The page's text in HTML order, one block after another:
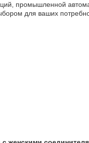
промышленной
для ваших